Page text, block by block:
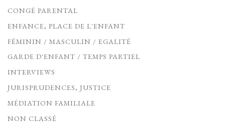
CONGÉ PARENTAL
ENFANCE, PLACE DE L'ENFANT
FÉMININ / MASCULIN / EGALITÉ
GARDE D'ENFANT / TEMPS PARTIEL
INTERVIEWS
JURISPRUDENCES, JUSTICE
MÉDIATION FAMILIALE
NON CLASSÉ